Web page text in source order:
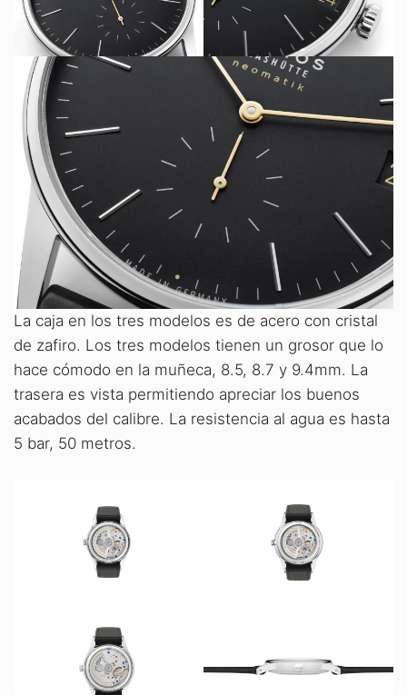
La caja en los tres modelos es de acero con cristal
de zafiro. Los tres modelos tienen un grosor que lo
hace cómodo en la muñeca, 8.5, 8.7 y 9.4mm. La
trasera es vista permitiendo apreciar los buenos
acabados del calibre. La resistencia al agua es hasta
5 bar, 50 metros.